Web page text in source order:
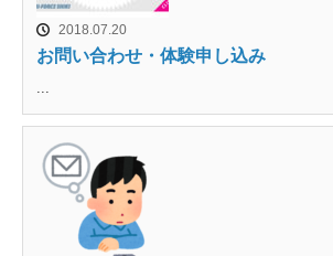
2018.07.20
お問い合わせ・体験申し込み
...